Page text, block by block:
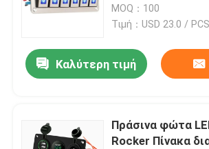
Πανεπιστημιακό
Μικρός
MOQ：100
Τιμή：USD 23.0 / PCS
Καλύτερη τιμή
Πράσινα φώτα
Rocker Πίνακα